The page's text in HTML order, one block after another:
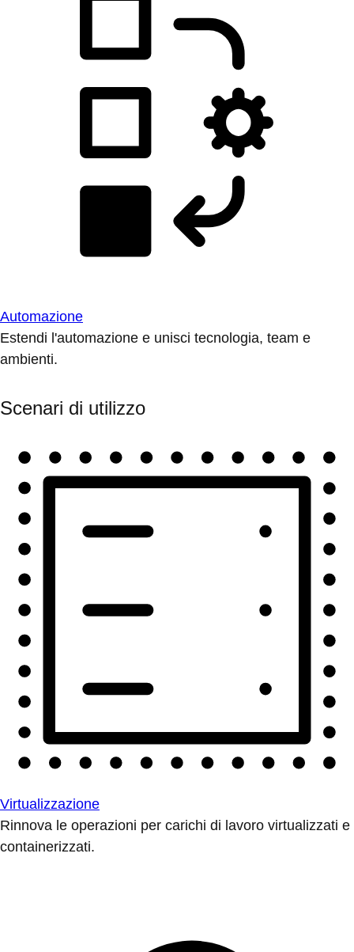
Automazione
Estendi l'automazione e unisci tecnologia, team e
ambienti.
Scenari di utilizzo
Virtualizzazione
Rinnova le operazioni per carichi di lavoro virtualizzati e
containerizzati.